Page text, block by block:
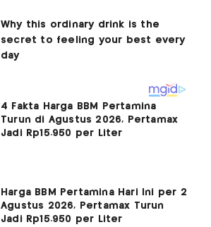
4 Fakta Harga BBM Pertamina
Turun di Agustus 2026, Pertamax
Jadi Rp15.950 per Liter
Harga BBM Pertamina Hari Ini per 2
Agustus 2026, Pertamax Turun
Jadi Rp15.950 per Liter